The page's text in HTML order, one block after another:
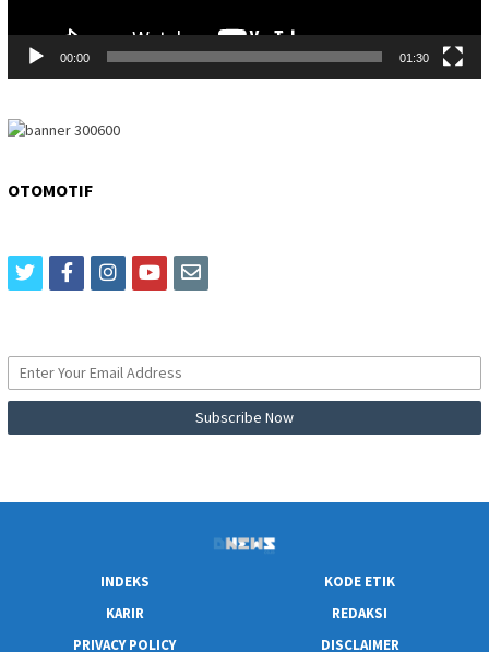
00:00 01:30
OTOMOTIF
twitterfacebookinstagram
youtubeemail
INDEKS
KODE ETIK
KARIR
REDAKSI
PRIVACY POLICY
DISCLAIMER